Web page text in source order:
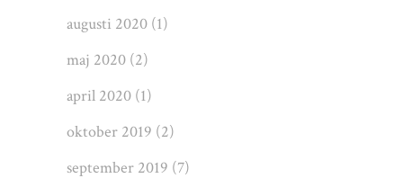
augusti 2020 (1)
maj 2020 (2)
april 2020 (1)
oktober 2019 (2)
september 2019 (7)